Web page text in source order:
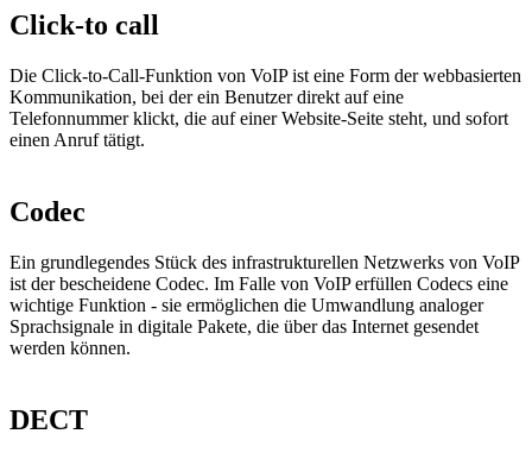
Click-to call
Die Click-to-Call-Funktion von VoIP ist eine Form der webbasierten
Kommunikation, bei der ein Benutzer direkt auf eine
Telefonnummer klickt, die auf einer Website-Seite steht, und sofort
einen Anruf tätigt.
Codec
Ein grundlegendes Stück des infrastrukturellen Netzwerks von VoIP
ist der bescheidene Codec. Im Falle von VoIP erfüllen Codecs eine
wichtige Funktion - sie ermöglichen die Umwandlung analoger
Sprachsignale in digitale Pakete, die über das Internet gesendet
werden können.
DECT